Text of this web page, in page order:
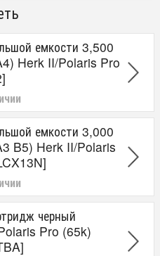
емкости 3,500
Herk II/Polaris Pro
емкости 3,000
B5) Herk II/Polaris
черный
Pro (65k)